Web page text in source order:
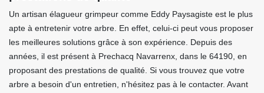
Un artisan élagueur grimpeur comme Eddy Paysagiste est le plus
apte à entretenir votre arbre. En effet, celui-ci peut vous proposer
les meilleures solutions grâce à son expérience. Depuis des
années, il est présent à Prechacq Navarrenx, dans le 64190, en
proposant des prestations de qualité. Si vous trouvez que votre
arbre a besoin d'un entretien, n'hésitez pas à le contacter. Avant